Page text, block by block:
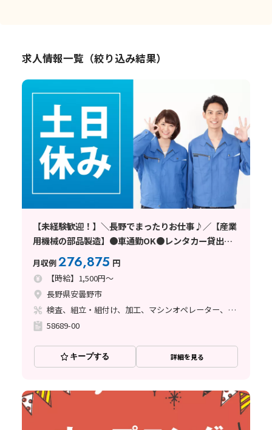
求人情報一覧（絞り込み結果）
【未経験歓迎！】＼長野でまったりお仕事♪／【産業
用機械の部品製造】●車通勤OK●レンタカー貸出あ
り●安曇野市
月収例276,875 円
【時給】1,500円～
長野県安曇野市
検査、組立・組付け、加工、マシンオペレーター、立ち作業
58689-00
キープする 詳細を見る